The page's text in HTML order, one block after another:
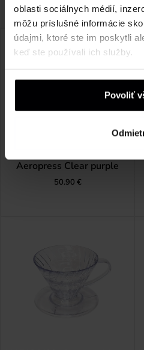
oblasti sociálnych médií,
môžu príslušné informácie
údajmi, ktoré ste im poskytli
keď ste používali ich služby.
Povoliť
Aeropress Clear purple
50.90 €